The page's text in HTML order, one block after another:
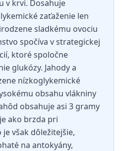
v krvi. Dosahuje
zaťaženie len
sladkému ovociu
spočíva v strategickej
ktoré spoločne
glukózy. Jahody a
nízkoglykemické
obsahu vlákniny
obsahuje asi 3 gramy
ako brzda pri
však dôležitejšie,
na antokyány,